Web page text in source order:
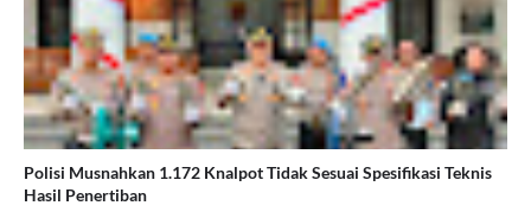
Polisi Musnahkan 1.172 Knalpot Tidak Sesuai Spesifikasi Teknis
Hasil Penertiban